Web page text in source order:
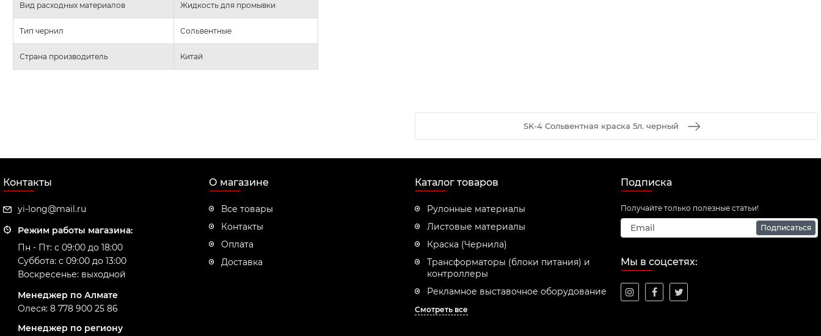
Вид расходных материалов Жидкость для промывки
Тип чернил Сольвентные
Страна производитель Китай
SK-4 Сольвентная краска 5л. черный
Контакты
yi-long@mail.ru
Режим работы магазина:
Пн - Пт: с 09:00 до 18:00
Суббота: с 09:00 до 13:00
Воскресенье: выходной
Менеджер по Алмате
Олеся: 8 778 900 25 86
Менеджер по региону
О магазине
Все товары
Контакты
Оплата
Доставка
Каталог товаров
Рулонные материалы
Листовые материалы
Краска (Чернила)
Трансформаторы (блоки питания) и
контроллеры
Рекламное выставочное оборудование
Смотреть все
Подписка
Получайте только полезные статьи!
Подписаться
Мы в соцсетях: